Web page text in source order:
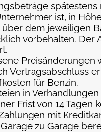
ist, in
dem jeweiligen
vorbehalten. Der
Preisänderungen
Vertragsabschluss
für Benzin.
in
Frist von 14 Tagen
mit
zu Garage